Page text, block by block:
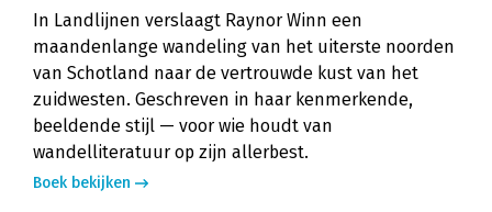
In Landlijnen verslaagt Raynor Winn een
maandenlange wandeling van het uiterste noorden
van Schotland naar de vertrouwde kust van het
zuidwesten. Geschreven in haar kenmerkende,
beeldende stijl — voor wie houdt van
wandelliteratuur op zijn allerbest.
Boek bekijken